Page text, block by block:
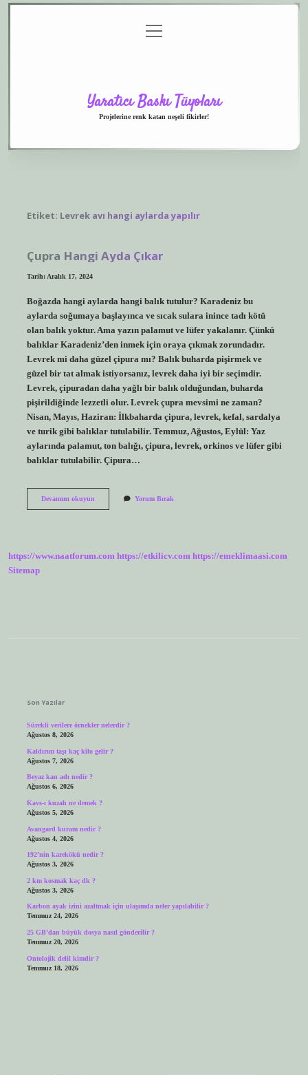
menüyü
aç
Yaratıcı Baskı Tüyoları
Projelerine renk katan neşeli fikirler!
Etiket: Levrek avı hangi aylarda yapılır
Çupra Hangi Ayda Çıkar
Tarih: Aralık 17, 2024
Boğazda hangi aylarda hangi balık tutulur? Karadeniz bu
aylarda soğumaya başlayınca ve sıcak sulara inince tadı kötü
olan balık yoktur. Ama yazın palamut ve lüfer yakalanır. Çünkü
balıklar Karadeniz’den inmek için oraya çıkmak zorundadır.
Levrek mi daha güzel çipura mı? Balık buharda pişirmek ve
güzel bir tat almak istiyorsanız, levrek daha iyi bir seçimdir.
Levrek, çipuradan daha yağlı bir balık olduğundan, buharda
pişirildiğinde lezzetli olur. Levrek çupra mevsimi ne zaman?
Nisan, Mayıs, Haziran: İlkbaharda çipura, levrek, kefal, sardalya
ve turik gibi balıklar tutulabilir. Temmuz, Ağustos, Eylül: Yaz
aylarında palamut, ton balığı, çipura, levrek, orkinos ve lüfer gibi
balıklar tutulabilir. Çipura…
Devamını okuyunÇupra
Yorum Bırak
https://www.naatforum.com https://etkilicv.com https://emeklimaasi.com
Sitemap
Son Yazılar
Sürekli verilere örnekler nelerdir ?
Ağustos 8, 2026
Kaldırım taşı kaç kilo gelir ?
Ağustos 7, 2026
Beyaz kan adı nedir ?
Ağustos 6, 2026
Kavs-ı kuzah ne demek ?
Ağustos 5, 2026
Avangard kuram nedir ?
Ağustos 4, 2026
192’nin karekökü nedir ?
Ağustos 3, 2026
2 km kosmak kaç dk ?
Ağustos 3, 2026
Karbon ayak izini azaltmak için ulaşımda neler yapılabilir ?
Temmuz 24, 2026
25 GB’dan büyük dosya nasıl gönderilir ?
Temmuz 20, 2026
Ontolojik delil kimdir ?
Temmuz 18, 2026